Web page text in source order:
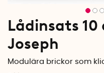
Lådinsats 10
Joseph
Modulära brickor som